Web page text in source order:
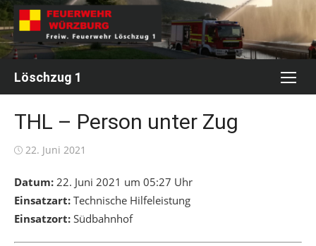
Skip
to
content
Löschzug 1
THL – Person unter Zug
Posted
22. Juni 2021
Datum: 22. Juni 2021 um 05:27 Uhr
Einsatzart: Technische Hilfeleistung
Einsatzort: Südbahnhof